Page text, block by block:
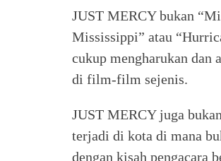
JUST MERCY bukan
Mississippi” atau
cukup mengharukan dan
di film-film sejenis.
JUST MERCY juga
terjadi di kota di mana
dengan kisah